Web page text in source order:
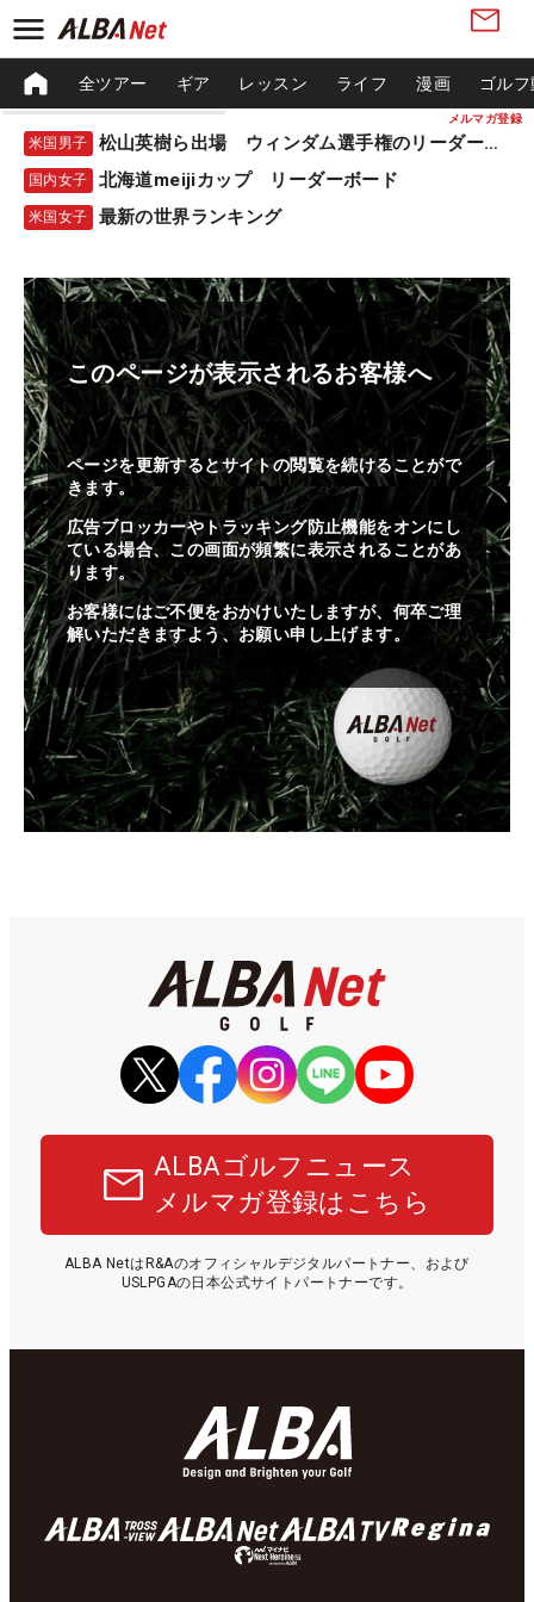
メルマガ登録
全ツアー ギア レッスン ライフ 漫画 ゴル
米国男子 松山英樹ら出場 ウィンダム選手権のリーダーボード
国内女子 北海道meijiカップ リーダーボード
米国女子 最新の世界ランキング
このページが表示されるお客様へ
ページを更新するとサイトの閲覧を続けることがで
きます。
広告ブロッカーやトラッキング防止機能をオンにし
ている場合、この画面が頻繁に表示されることがあ
ります。
お客様にはご不便をおかけいたしますが、何卒ご理
解いただきますよう、お願い申し上げます。
ALBAゴルフニュース
メルマガ登録はこちら
ALBA NetはR&Aのオフィシャルデジタルパートナー、および
USLPGAの日本公式サイトパートナーです。